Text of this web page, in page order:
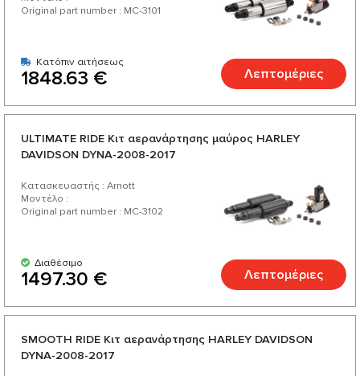
Original part number : MC-3101
Κατόπιν αιτήσεως
1848.63 € Λεπτομέριες
ULTIMATE RIDE Κιτ αερανάρτησης μαύρος HARLEY
DAVIDSON DYNA-2008-2017
Κατασκευαστής : Arnott
Μοντέλο :
Original part number : MC-3102
Διαθέσιμο
1497.30 € Λεπτομέριες
SMOOTH RIDE Κιτ αερανάρτησης HARLEY DAVIDSON
DYNA-2008-2017